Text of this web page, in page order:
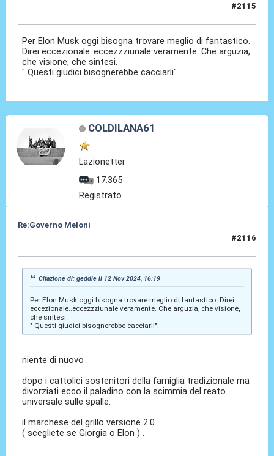
#2115
Per Elon Musk oggi bisogna trovare meglio di fantastico.
Direi eccezionale..eccezzziunale veramente. Che arguzia,
che visione, che sintesi.
" Questi giudici bisognerebbe cacciarli".
COLDILANA61
Lazionetter
17.365
Registrato
Re:Governo Meloni
#2116
Citazione di: geddie il 12 Nov 2024, 16:19
Per Elon Musk oggi bisogna trovare meglio di fantastico. Direi
eccezionale..eccezzziunale veramente. Che arguzia, che visione,
che sintesi.
" Questi giudici bisognerebbe cacciarli".
niente di nuovo .
dopo i cattolici sostenitori della famiglia tradizionale ma
divorziati ecco il paladino con la scimmia del reato
universale sulle spalle.
il marchese del grillo versione 2.0
( scegliete se Giorgia o Elon ) .